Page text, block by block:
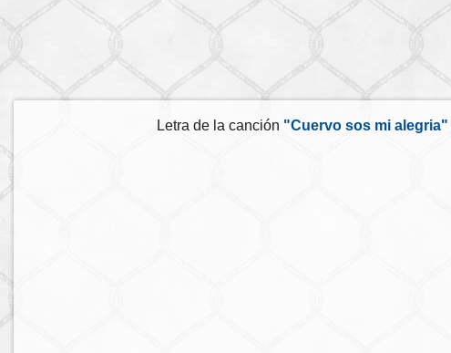
Letra de la canción "Cuervo sos mi alegria"